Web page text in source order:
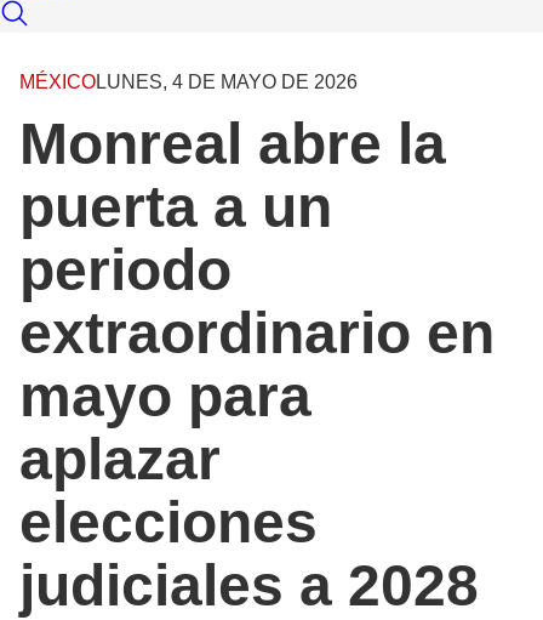
MÉXICOLUNES, 4 DE MAYO DE 2026
Monreal abre la
puerta a un
periodo
extraordinario en
mayo para
aplazar
elecciones
judiciales a 2028